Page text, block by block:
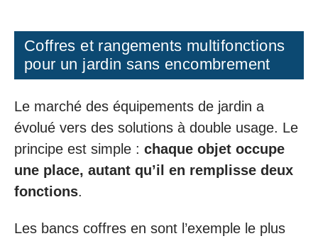
Coffres et rangements multifonctions
pour un jardin sans encombrement
Le marché des équipements de jardin a
évolué vers des solutions à double usage. Le
principe est simple : chaque objet occupe
une place, autant qu’il en remplisse deux
fonctions.
Les bancs coffres en sont l’exemple le plus